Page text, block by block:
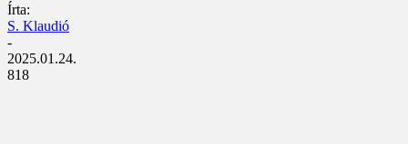
Írta:
S. Klaudió
-
2025.01.24.
818